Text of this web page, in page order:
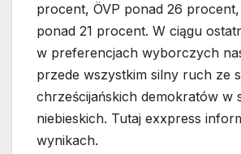
procent, ÖVP ponad 26
ponad 21 procent. W ciągu
w preferencjach wyborczych
przede wszystkim silny ruch ze
chrześcijańskich demokratów w
niebieskich. Tutaj exxpress
wynikach.